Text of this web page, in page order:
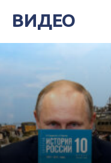
ВИДЕО